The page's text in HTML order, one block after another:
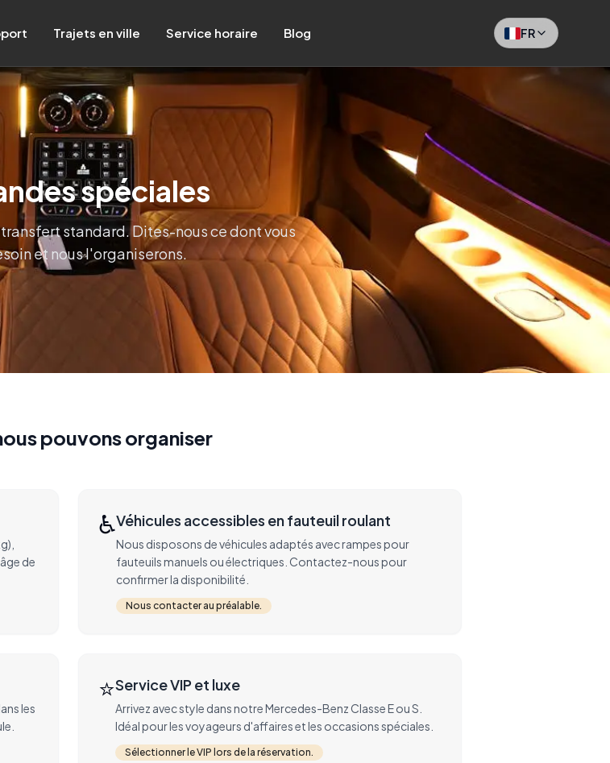
Trajets en ville Service horaire Blog FR
spéciales
standard. Dites-nous ce dont vous
et nous l'organiserons.
pouvons organiser
de
♿Véhicules accessibles en fauteuil roulant
Nous disposons de véhicules adaptés avec rampes pour
fauteuils manuels ou électriques. Contactez-nous pour
confirmer la disponibilité.
Nous contacter au préalable.
les
⭐Service VIP et luxe
Arrivez avec style dans notre Mercedes-Benz Classe E ou S.
Idéal pour les voyageurs d'affaires et les occasions spéciales.
Sélectionner le VIP lors de la réservation.